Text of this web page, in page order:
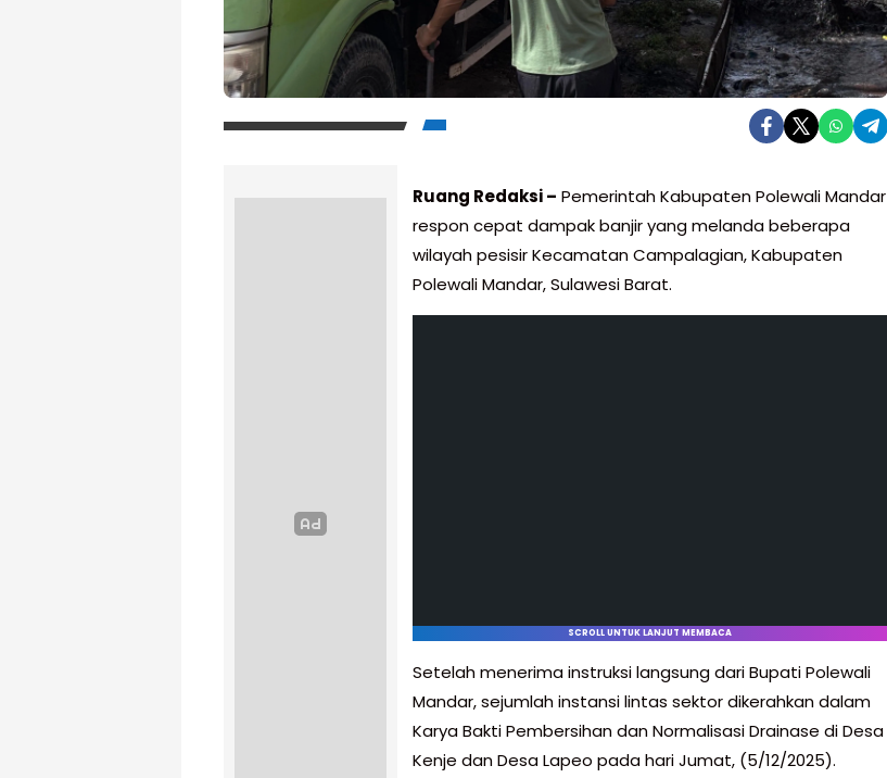
Ruang Redaksi – Pemerintah Kabupaten Polewali Mandar
respon cepat dampak banjir yang melanda beberapa
wilayah pesisir Kecamatan Campalagian, Kabupaten
Polewali Mandar, Sulawesi Barat.
SCROLL UNTUK LANJUT MEMBACA
Setelah menerima instruksi langsung dari Bupati Polewali
Mandar, sejumlah instansi lintas sektor dikerahkan dalam
Karya Bakti Pembersihan dan Normalisasi Drainase di Desa
Kenje dan Desa Lapeo pada hari Jumat, (5/12/2025).